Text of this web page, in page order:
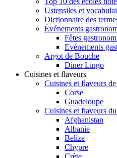
Ustensiles et
Dictionnaire des
Événements
Fêtes
Evénements
Argot de Bouche
Diner Lingo
Cuisines et flaveurs
Cuisines et flaveurs
Corse
Guadeloupe
Cuisines et flaveurs
Afghanistan
Albanie
Belize
Chypre